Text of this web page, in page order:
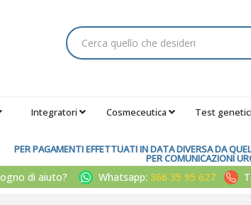
Integratori Cosmeceutica Test genetici
PER PAGAMENTI EFFETTUATI IN DATA DIVERSA DA
PER COMUNICAZIONI
di aiuto? Whatsapp: 366 35 95 627